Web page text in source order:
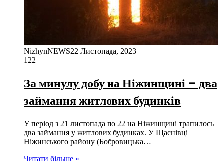
NizhynNEWS22 Листопада, 2023
122
За минулу добу на Ніжинщині – два
займання житлових будинків
У період з 21 листопада по 22 на Ніжинщині трапилось
два займання у житлових будинках. У Щаснівці
Ніжинського району (Бобровицька…
Читати більше »